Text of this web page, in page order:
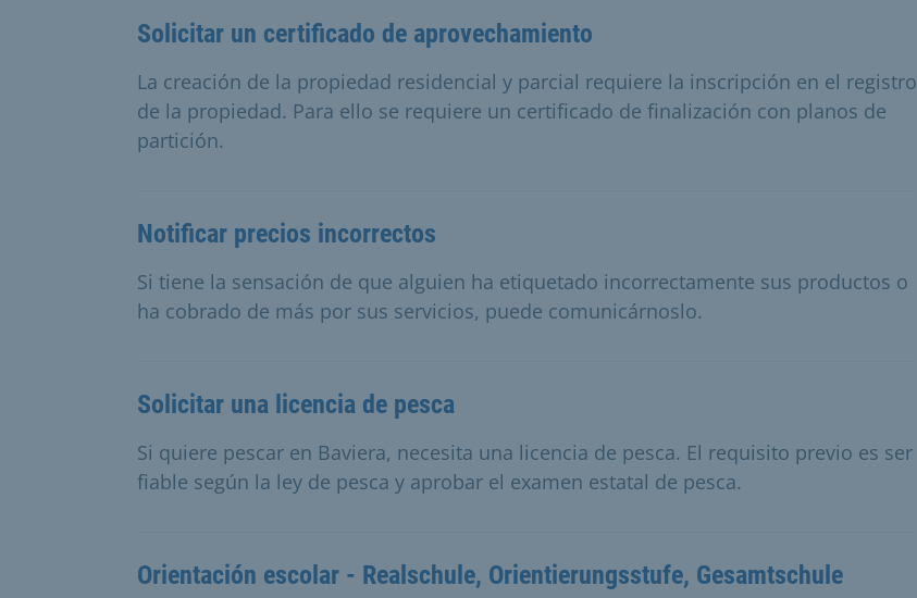
Solicitar un certificado de aprovechamiento
La creación de la propiedad residencial y parcial requiere la inscripción en el registro
de la propiedad. Para ello se requiere un certificado de finalización con planos de
partición.
Notificar precios incorrectos
Si tiene la sensación de que alguien ha etiquetado incorrectamente sus productos o
ha cobrado de más por sus servicios, puede comunicárnoslo.
Solicitar una licencia de pesca
Si quiere pescar en Baviera, necesita una licencia de pesca. El requisito previo es ser
fiable según la ley de pesca y aprobar el examen estatal de pesca.
Orientación escolar - Realschule, Orientierungsstufe, Gesamtschule